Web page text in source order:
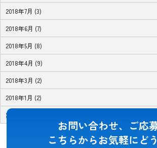
2018年7月 (3)
2018年6月 (7)
2018年5月 (8)
2018年4月 (9)
2018年3月 (2)
2018年1月 (2)
2017年11月 (1)
お問い合わせ、ご応
こちらからお気軽にど